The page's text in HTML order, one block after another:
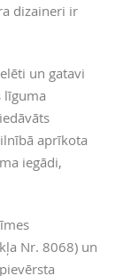
dizaineri ir
un gatavi
līguma
aprīkota
iegādi,
Nr. 8068) un